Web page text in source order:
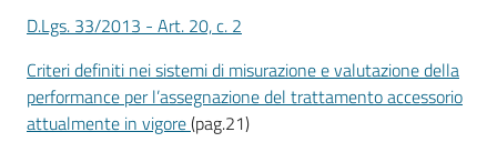
Studi
e
Statistica
D.Lgs. 33/2013 - Art. 20, c. 2
Criteri definiti nei sistemi di misurazione e valutazione della
performance per l’assegnazione del trattamento accessorio
attualmente in vigore(pag.21)